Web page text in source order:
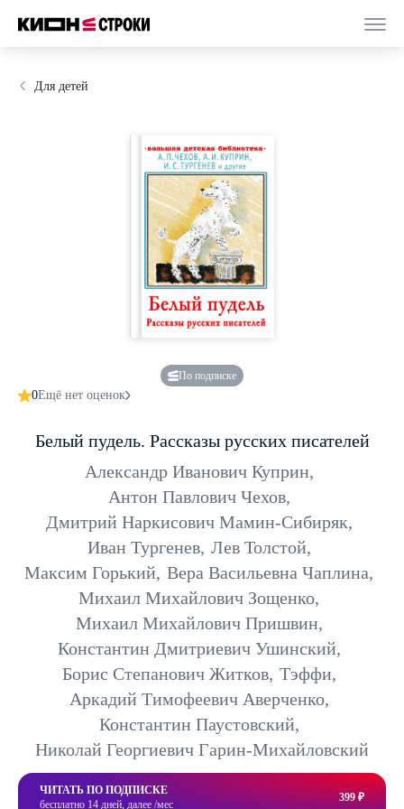
Для детей
По подписке
0Ещё нет оценок
Белый пудель. Рассказы русских писателей
Александр Иванович Куприн,
Антон Павлович Чехов,
Дмитрий Наркисович Мамин-Сибиряк,
Иван Тургенев, Лев Толстой,
Максим Горький, Вера Васильевна Чаплина,
Михаил Михайлович Зощенко,
Михаил Михайлович Пришвин,
Константин Дмитриевич Ушинский,
Борис Степанович Житков, Тэффи,
Аркадий Тимофеевич Аверченко,
Константин Паустовский,
Николай Георгиевич Гарин-Михайловский
ЧИТАТЬ ПО ПОДПИСКЕ
бесплатно 14 дней, далее /мес
399 ₽